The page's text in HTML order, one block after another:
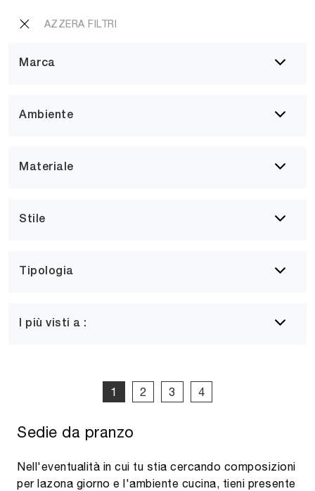
AZZERA FILTRI
Marca
Ambiente
Materiale
Stile
Tipologia
I più visti a :
1 2 3 4
Sedie da pranzo
Nell'eventualità in cui tu stia cercando composizioni
per lazona giorno e l'ambiente cucina, tieni presente